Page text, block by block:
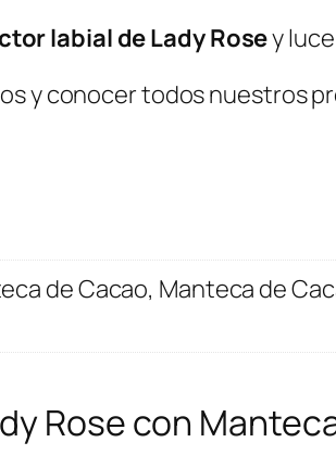
labial de Lady Rosey
y conocer todos nuestros
de Cacao, Manteca de
Rose con